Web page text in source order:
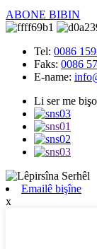
ABONE BIBIN
Tel: 0086
Faks: 0086
E-name:
Li ser me
Emailê bişîne
x